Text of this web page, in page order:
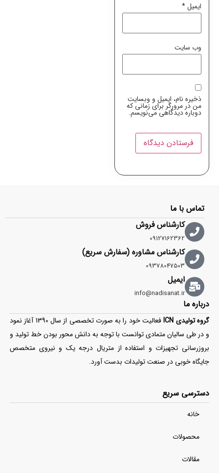
ایمیل*
وب‌ سایت
ذخیره نام، ایمیل و وبسایت
من در مرورگر برای زمانی که
دوباره دیدگاهی می‌نویسم.
تماس با ما
کارشناس فروش
09127162362
کارشناس مشاوره (سفارش سریع)
09378047503
ایمیل
info@nadisanat.ir
درباره ما
گروه تولیدی ICN
فعالیت خود را به صورت تخصصی از سال 1390 آغاز نمود
و در طی سالیان متمادی توانست با توجه به دانش محور بودن خط تولید و
بروزرسانی تجهیزات و استفاده از متریال درجه یک و نیروی متخصص
جایگاه خوبی در صنعت تولیدات بدست آورد.
دسترسی سریع
خانه
محصولات
مقالات